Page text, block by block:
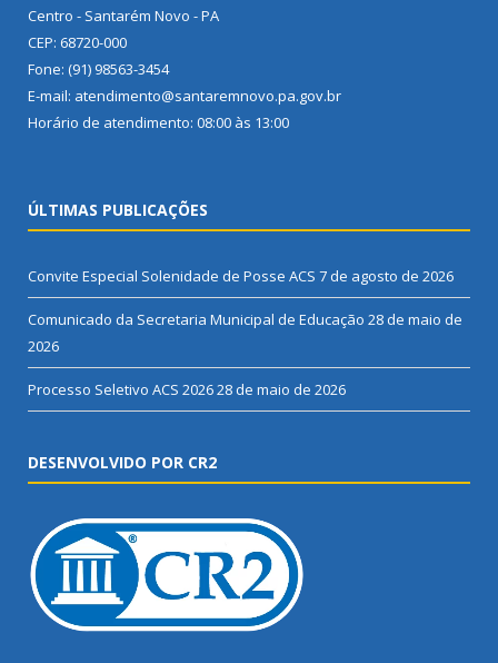
Centro - Santarém Novo - PA
CEP: 68720-000
Fone: (91) 98563-3454
E-mail: atendimento@santaremnovo.pa.gov.br
Horário de atendimento: 08:00 às 13:00
ÚLTIMAS PUBLICAÇÕES
Convite Especial Solenidade de Posse ACS 7 de agosto de 2026
Comunicado da Secretaria Municipal de Educação 28 de maio de
2026
Processo Seletivo ACS 202628 de maio de 2026
DESENVOLVIDO POR CR2